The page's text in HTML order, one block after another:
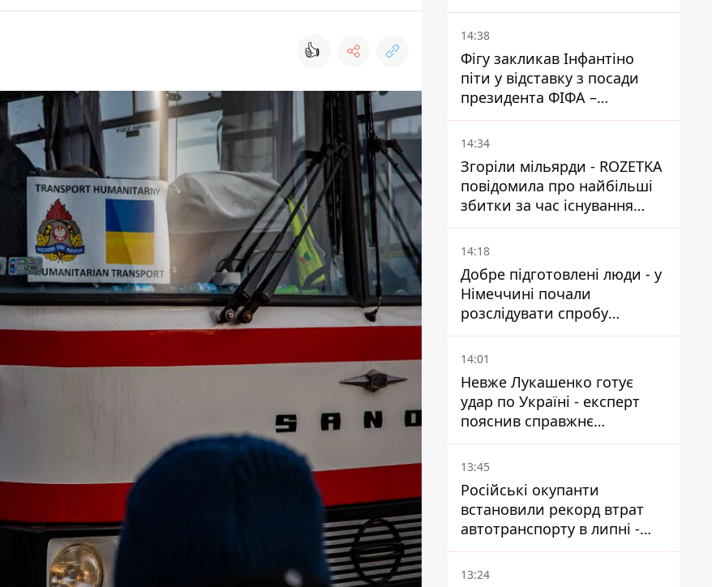
👍
14:38
Фігу закликав Інфантіно
піти у відставку з посади
президента ФІФА –
врятувати футбол ще не
пізно
14:34
Згоріли мільярди - ROZETKA
повідомила про найбільші
збитки за час існування
компанії
14:18
Добре підготовлені люди - у
Німеччині почали
розслідувати спробу
вдарити дроном по
українському літаку на
14:01
Невже Лукашенко готує
удар по Україні - експерт
пояснив справжнє
призначення нової
гомельської бригади
13:45
Російські окупанти
встановили рекорд втрат
автотранспорту в липні -
майже 14 тисяч одиниць
13:24